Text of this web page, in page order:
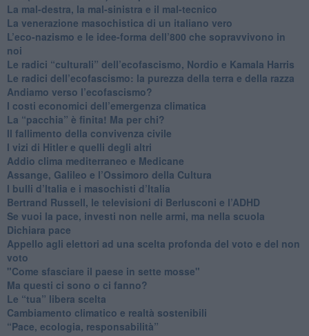
​La mal-destra, la mal-sinistra e il mal-tecnico
​La venerazione masochistica di un italiano vero
​L’eco-nazismo e le idee-forma dell’800 che sopravvivono in
noi
​Le radici “culturali” dell’ecofascismo, Nordio e Kamala Harris
Le radici dell’ecofascismo: la purezza della terra e della razza
Andiamo verso l’ecofascismo?
I costi economici dell’emergenza climatica
​La “pacchia” è finita! Ma per chi?
​Il fallimento della convivenza civile
​I vizi di Hitler e quelli degli altri
Addio clima mediterraneo e Medicane
​Assange, Galileo e l’Ossimoro della Cultura
​I bulli d’Italia e i masochisti d’Italia
​Bertrand Russell, le televisioni di Berlusconi e l’ADHD
​Se vuoi la pace, investi non nelle armi, ma nella scuola
​Dichiara pace
​Appello agli elettori ad una scelta profonda del voto e del non
voto
"Come sfasciare il paese in sette mosse"
​Ma questi ci sono o ci fanno?
​Le “tua” libera scelta
Cambiamento climatico e realtà sostenibili
“Pace, ecologia, responsabilità”